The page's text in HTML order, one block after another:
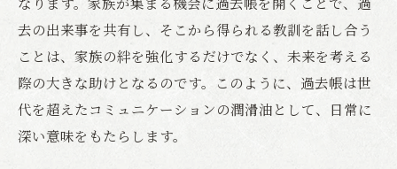
去の出来事を共有し、そこから得られる教訓を話し合う
ことは、家族の絆を強化するだけでなく、未来を考える
際の大きな助けとなるのです。このように、過去帳は世
代を超えたコミュニケーションの潤滑油として、日常に
深い意味をもたらします。